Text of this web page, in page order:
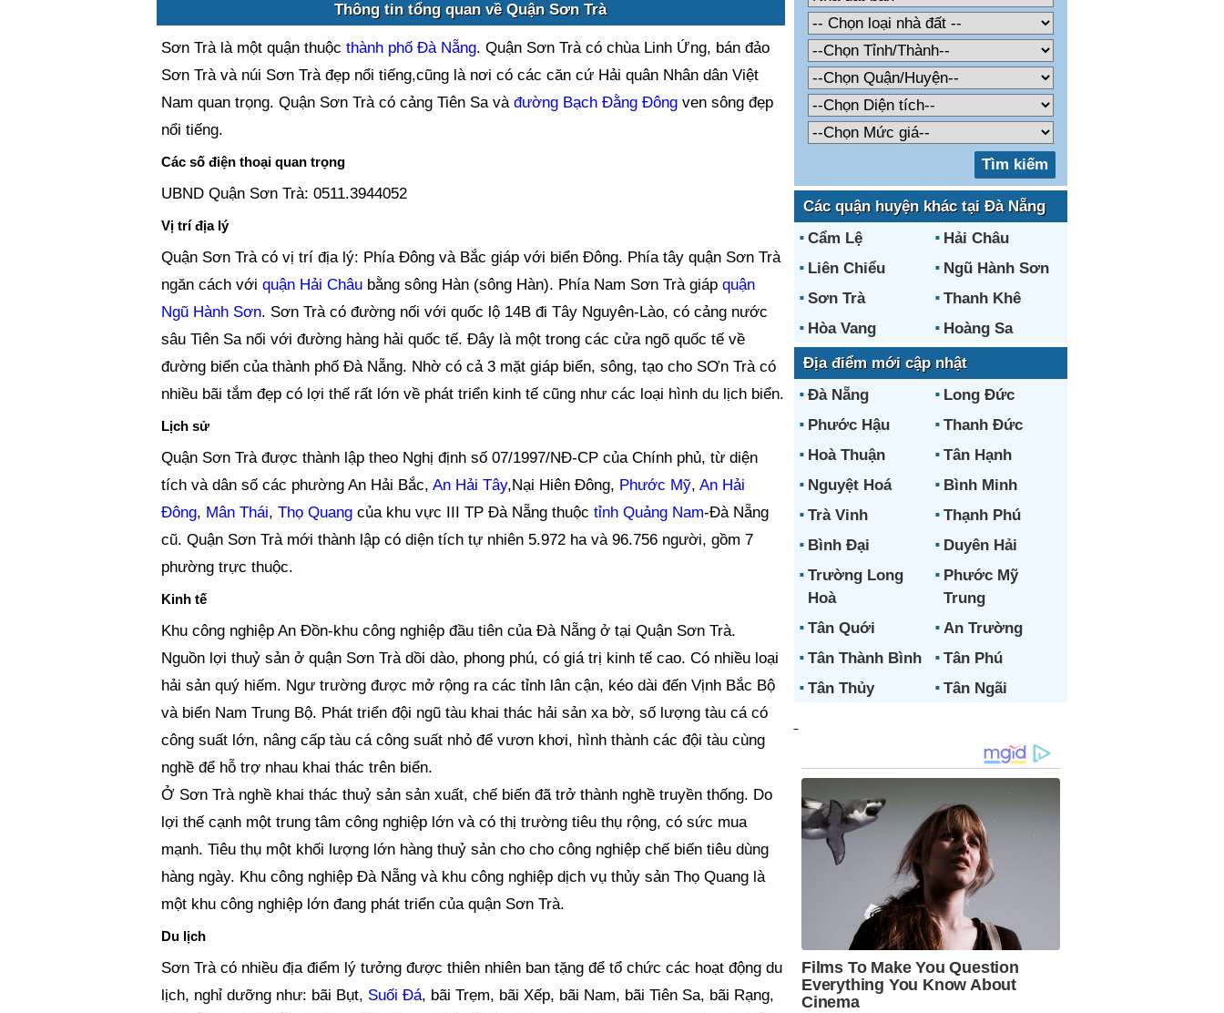
Thông tin tổng quan về Quận Sơn Trà
Sơn Trà là một quận thuộc thành phố Đà Nẵng. Quận Sơn Trà có chùa Linh Ứng, bán đảo
Sơn Trà và núi Sơn Trà đẹp nổi tiếng,cũng là nơi có các căn cứ Hải quân Nhân dân Việt
Nam quan trọng. Quận Sơn Trà có cảng Tiên Sa và đường Bạch Đằng Đôngven sông đẹp
nổi tiếng.
Các số điện thoại quan trọng
UBND Quận Sơn Trà: 0511.3944052
Vị trí địa lý
Quận Sơn Trà có vị trí địa lý: Phía Đông và Bắc giáp với biển Đông. Phía tây quận Sơn Trà
ngăn cách với quận Hải Châubằng sông Hàn (sông Hàn). Phía Nam Sơn Trà giáp quận
Ngũ Hành Sơn. Sơn Trà có đường nối với quốc lộ 14B đi Tây Nguyên-Lào, có cảng nước
sâu Tiên Sa nối với đường hàng hải quốc tế. Đây là một trong các cửa ngõ quốc tế về
đường biển của thành phố Đà Nẵng. Nhờ có cả 3 mặt giáp biển, sông, tạo cho SƠn Trà có
nhiều bãi tắm đẹp có lợi thế rất lớn về phát triển kinh tế cũng như các loại hình du lịch biển.
Lịch sử
Quận Sơn Trà được thành lập theo Nghị định số 07/1997/NĐ-CP của Chính phủ, từ diện
tích và dân số các phường An Hải Bắc, An Hải Tây,Nại Hiên Đông, Phước Mỹ, An Hải
Đông, Mân Thái, Thọ Quangcủa khu vực III TP Đà Nẵng thuộc tỉnh Quảng Nam-Đà Nẵng
cũ. Quận Sơn Trà mới thành lập có diện tích tự nhiên 5.972 ha và 96.756 người, gồm 7
phường trực thuộc.
Kinh tế
Khu công nghiệp An Đồn-khu công nghiệp đầu tiên của Đà Nẵng ở tại Quận Sơn Trà.
Nguồn lợi thuỷ sản ở quận Sơn Trà dồi dào, phong phú, có giá trị kinh tế cao. Có nhiều loại
hải sản quý hiếm. Ngư trường được mở rộng ra các tỉnh lân cận, kéo dài đến Vịnh Bắc Bộ
và biển Nam Trung Bộ. Phát triển đội ngũ tàu khai thác hải sản xa bờ, số lượng tàu cá có
công suất lớn, nâng cấp tàu cá công suất nhỏ để vươn khơi, hình thành các đội tàu cùng
nghề để hỗ trợ nhau khai thác trên biển.
Ở Sơn Trà nghề khai thác thuỷ sản sản xuất, chế biến đã trở thành nghề truyền thống. Do
lợi thế cạnh một trung tâm công nghiệp lớn và có thị trường tiêu thụ rộng, có sức mua
mạnh. Tiêu thụ một khối lượng lớn hàng thuỷ sản cho cho công nghiệp chế biến tiêu dùng
hàng ngày. Khu công nghiệp Đà Nẵng và khu công nghiệp dịch vụ thủy sản Thọ Quang là
một khu công nghiệp lớn đang phát triển của quận Sơn Trà.
Du lịch
Sơn Trà có nhiều địa điểm lý tưởng được thiên nhiên ban tặng để tổ chức các hoạt động du
lịch, nghỉ dưỡng như: bãi Bụt, Suối Đá, bãi Trẹm, bãi Xếp, bãi Nam, bãi Tiên Sa, bãi Rạng,
Các quận huyện khác tại Đà Nẵng
Cẩm Lệ
Hải Châu
Liên Chiểu
Ngũ Hành Sơn
Sơn Trà
Thanh Khê
Hòa Vang
Hoàng Sa
Địa điểm mới cập nhật
Đà Nẵng
Long Đức
Phước Hậu
Thanh Đức
Hoà Thuận
Tân Hạnh
Nguyệt Hoá
Bình Minh
Trà Vinh
Thạnh Phú
Bình Đại
Duyên Hải
Trường Long
Hoà
Phước Mỹ
Trung
Tân Quới
An Trường
Tân Thành Bình
Tân Phú
Tân Thủy
Tân Ngãi